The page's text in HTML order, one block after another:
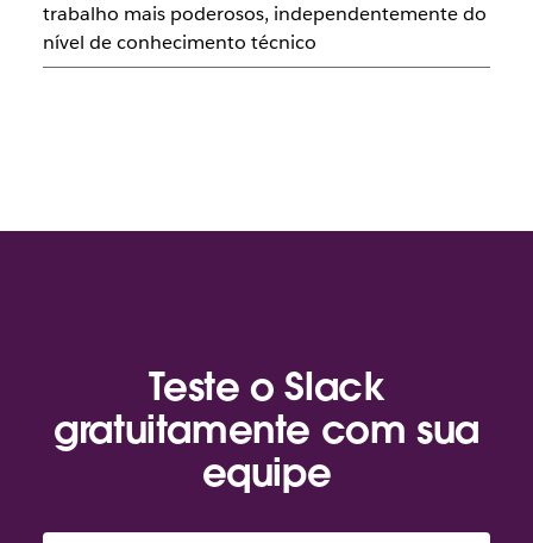
trabalho mais poderosos, independentemente do
nível de conhecimento técnico
Teste o Slack
gratuitamente com sua
equipe